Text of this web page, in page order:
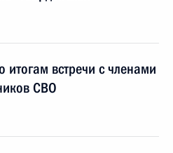
итогам встречи с членами
СВО